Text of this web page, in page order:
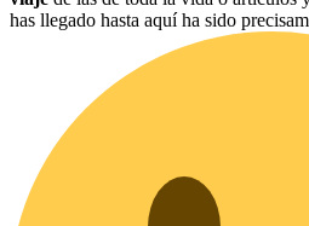
has llegado hasta aquí ha sido